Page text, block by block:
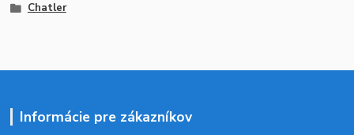
Chatler
Informácie pre zákazníkov